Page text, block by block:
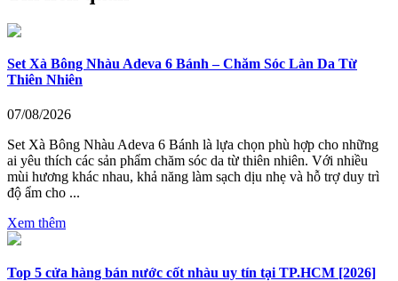
Set Xà Bông Nhàu Adeva 6 Bánh – Chăm Sóc Làn Da Từ
Thiên Nhiên
07/08/2026
Set Xà Bông Nhàu Adeva 6 Bánh là lựa chọn phù hợp cho những
ai yêu thích các sản phẩm chăm sóc da từ thiên nhiên. Với nhiều
mùi hương khác nhau, khả năng làm sạch dịu nhẹ và hỗ trợ duy trì
độ ẩm cho ...
Xem thêm
Top 5 cửa hàng bán nước cốt nhàu uy tín tại TP.HCM [2026]